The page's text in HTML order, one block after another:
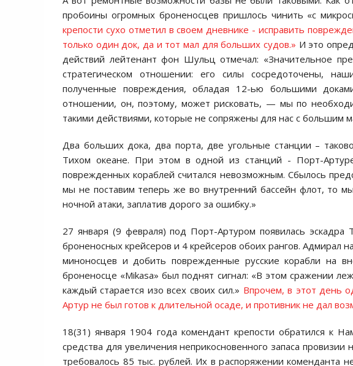
пробоины огромных броненосцев пришлось чинить «с
крепости сухо отметил в своем дневнике - исправить
только один док, да и тот мал для больших судов.» И это
действий лейтенант фон Шульц отмечал: «Значительное
стратегическом отношении: его силы сосредоточены,
полученные повреждения, обладая 12-ью большими
отношении, он, поэтому, может рисковать, — мы по
такими действиями, которые не сопряжены для нас с большим
Два больших дока, два порта, две угольные станции –
Тихом океане. При этом в одной из станций - Порт-
поврежденных кораблей считался невозможным. Сбылось
мы не поставим теперь же во внутренний бассейн флот, то
ночной атаки, заплатив дорого за ошибку.»
27 января (9 февраля) под Порт-Артуром появилась эскадра
броненосных крейсеров и 4 крейсеров обоих рангов. Адмирал
миноносцев и добить поврежденные русские корабли на
броненосце «Mikasa» был поднят сигнал: «В этом сражении
каждый старается изо всех своих сил.» Впрочем, в этот день
Артур не был готов к длительной осаде, и противник не дал
18(31) января 1904 года комендант крепости обратился к
средства для увеличения неприкосновенного запаса
требовалось 85 тыс. рублей. Их в распоряжении коменданта